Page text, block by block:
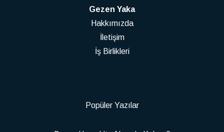
Gezen Yaka
Hakkımızda
İletişim
İş Birlikleri
Popüler Yazılar